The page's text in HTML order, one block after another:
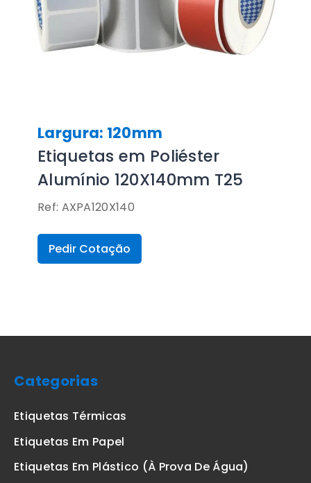
Largura: 120mm
Etiquetas em Poliéster
Alumínio 120X140mm T25
Ref: AXPA120X140
Pedir Cotação
Categorias
Etiquetas Térmicas
Etiquetas Em Papel
Etiquetas Em Plástico (à Prova De Água)